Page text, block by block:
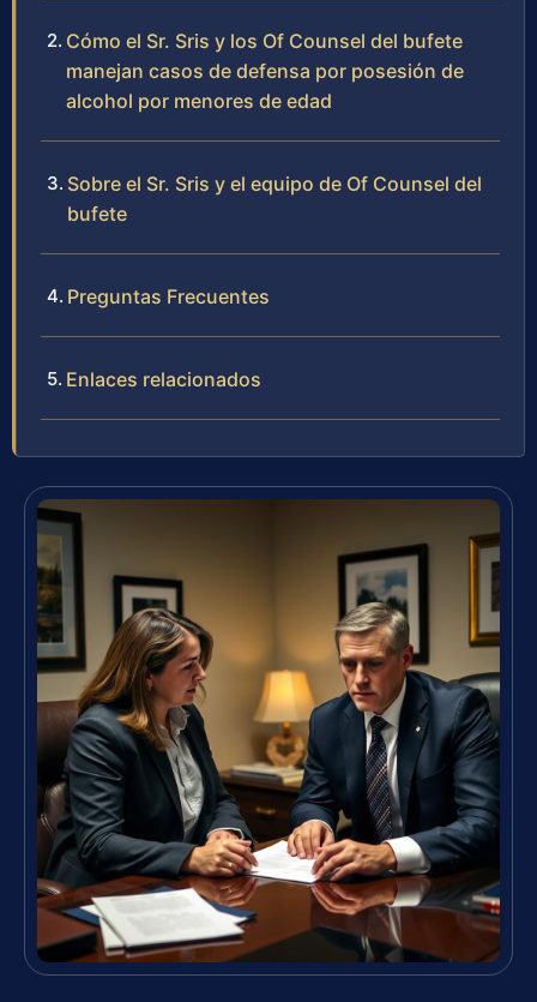
Cómo el Sr. Sris y los Of Counsel del bufete
manejan casos de defensa por posesión de
alcohol por menores de edad
Sobre el Sr. Sris y el equipo de Of Counsel del
bufete
Preguntas Frecuentes
Enlaces relacionados